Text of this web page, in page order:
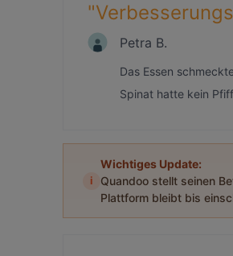
"
Petra B.
Das Essen
Spinat hatte kein
i
Wichtiges Update:
Quandoo stellt seinen
Plattform bleibt bis